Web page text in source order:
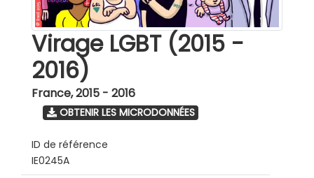
Virage LGBT (2015 -
2016)
France,2015 - 2016
OBTENIR LES MICRODONNÉES
ID de référence
IE0245A